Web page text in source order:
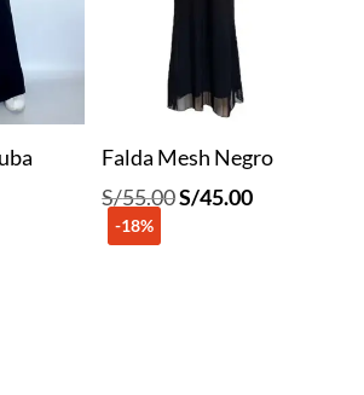
Falda Mesh Negro
S/55.00El
S/45.00El
-18%